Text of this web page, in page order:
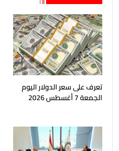
تعرف على سعر الدولار اليوم
الجمعة 7 أغسطس 2026